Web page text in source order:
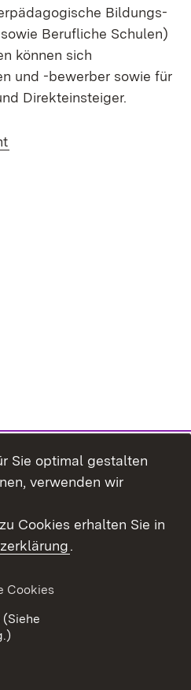
Bildungs-
Berufliche Schulen)
können sich
und -bewerber sowie für
Direkteinsteiger.
Erklärung zur
Sie optimal gestalten
verwenden wir
Cookies erhalten Sie in
.
Cookies